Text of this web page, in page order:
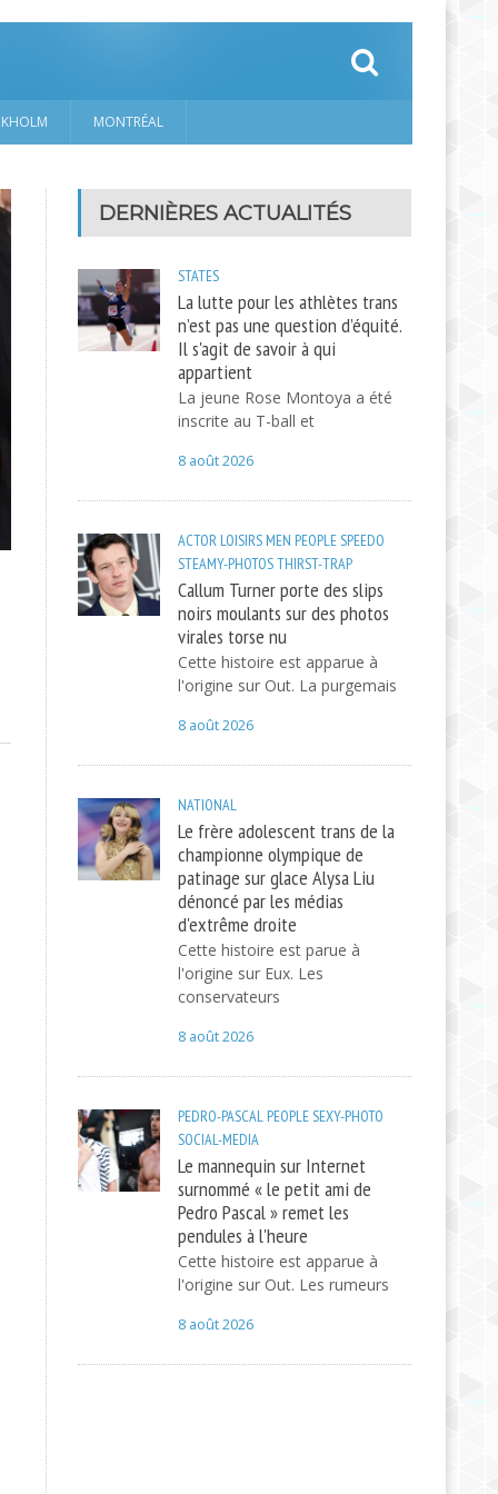
MONTRÉAL
DERNIÈRES ACTUALITÉS
STATES
La lutte pour les athlètes trans
n’est pas une question d’équité.
Il s'agit de savoir à qui
appartient
La jeune Rose Montoya a été
inscrite au T-ball et
8 août 2026
ACTOR LOISIRS MEN PEOPLESPEEDO
STEAMY-PHOTOSTHIRST-TRAP
Callum Turner porte des slips
noirs moulants sur des photos
virales torse nu
Cette histoire est apparue à
l'origine sur Out. La purgemais
8 août 2026
NATIONAL
Le frère adolescent trans de la
championne olympique de
patinage sur glace Alysa Liu
dénoncé par les médias
d'extrême droite
Cette histoire est parue à
l'origine sur Eux. Les
conservateurs
8 août 2026
PEDRO-PASCAL PEOPLESEXY-PHOTO
SOCIAL-MEDIA
Le mannequin sur Internet
surnommé « le petit ami de
Pedro Pascal » remet les
pendules à l'heure
Cette histoire est apparue à
l'origine sur Out. Les rumeurs
8 août 2026